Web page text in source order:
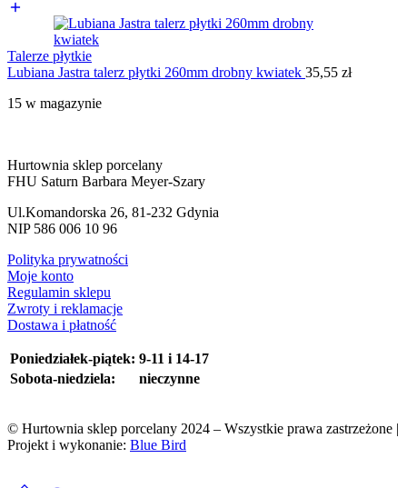
Talerze płytkie
Lubiana Jastra talerz płytki 260mm drobny kwiatek 35,55 zł
15 w magazynie
Hurtownia sklep porcelany
FHU Saturn Barbara Meyer-Szary
Ul.Komandorska 26, 81-232 Gdynia
NIP 586 006 10 96
Polityka prywatności
Moje konto
Regulamin sklepu
Zwroty i reklamacje
Dostawa i płatność
Poniedziałek-piątek: 9-11 i 14-17
Sobota-niedziela:
nieczynne
© Hurtownia sklep porcelany 2024 – Wszystkie prawa zastrzeżone |
Projekt i wykonanie: Blue Bird